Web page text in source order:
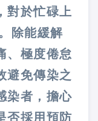
對於忙碌上
除能緩解
、極度倦怠
避免傳染之
染者，擔心
否採用預防